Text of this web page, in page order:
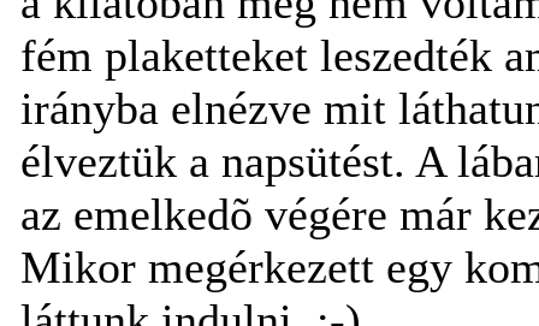
fém plaketteket leszedték
irányba elnézve mit
élveztük a napsütést. A
az emelkedõ végére már
Mikor megérkezett egy